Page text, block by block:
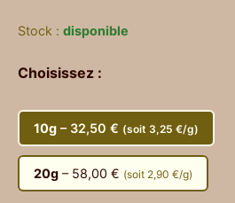
Stock : disponible
Choisissez :
10g – 32,50 € (soit 3,25 €/g)
20g – 58,00 € (soit 2,90 €/g)